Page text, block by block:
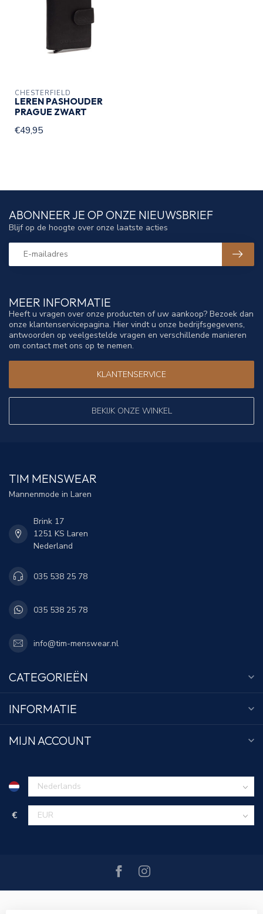
CHESTERFIELD
LEREN PASHOUDER
PRAGUE ZWART
€49,95
MEER INFORMATIE
Heeft u vragen over onze producten of uw aankoop? Bezoek dan
onze klantenservicepagina. Hier vindt u onze bedrijfsgegevens,
antwoorden op veelgestelde vragen en verschillende manieren
om contact met ons op te nemen.
KLANTENSERVICE
BEKIJK ONZE WINKEL
ABONNEER JE OP ONZE NIEUWSBRIEF
Blijf op de hoogte over onze laatste acties
TIM MENSWEAR
Mannenmode in Laren
Brink 17
1251 KS Laren
Nederland
035 538 25 78
035 538 25 78
info@tim-menswear.nl
CATEGORIEËN
INFORMATIE
MIJN ACCOUNT
€